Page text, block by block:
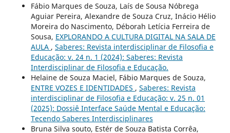
Fábio Marques de Souza, Laís de Sousa Nóbrega
Aguiar Pereira, Alexandre de Souza Cruz, Inácio Hélio
Moreira do Nascimento, Déborah Letícia Ferreira de
Sousa, EXPLORANDO A CULTURA DIGITAL NA SALA DE
AULA , Saberes: Revista interdisciplinar de Filosofia e
Educação: v. 24 n. 1 (2024): Saberes: Revista
Interdisciplinar de Filosofia e Educação.
Helaine de Souza Maciel, Fábio Marques de Souza,
ENTRE VOZES E IDENTIDADES , Saberes: Revista
interdisciplinar de Filosofia e Educação: v. 25 n. 01
(2025): Dossiê Interface Saúde Mental e Educação:
Tecendo Saberes Interdisciplinares
Bruna Silva souto, Estér de Souza Batista Corrêa,